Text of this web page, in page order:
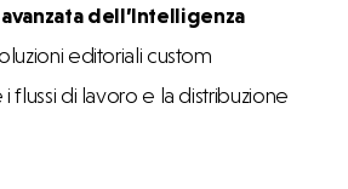
dell’Intelligenza
editoriali custom
flussi di lavoro e la distribuzione